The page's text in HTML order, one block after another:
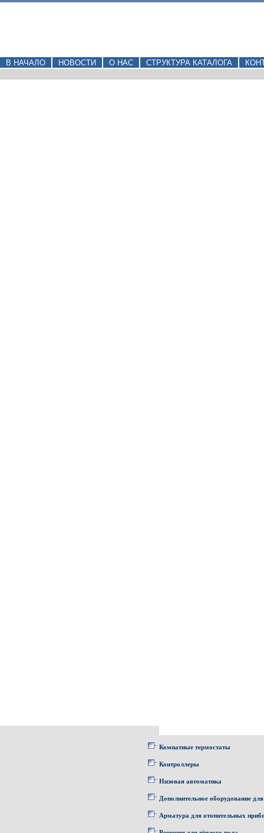
В НАЧАЛО НОВОСТИ О НАС СТРУКТУРА КАТАЛОГА
Комнатные термостаты
Контроллеры
Низовая автоматика
Дополнительное оборудование
Арматура для отопительных